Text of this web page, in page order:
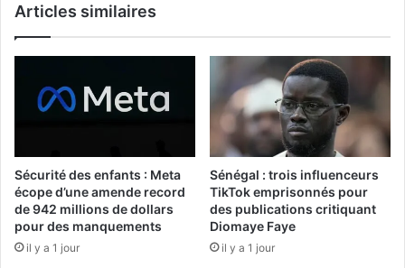
Articles similaires
Sécurité des enfants : Meta
écope d’une amende record
de 942 millions de dollars
pour des manquements
il y a 1 jour
Sénégal : trois influenceurs
TikTok emprisonnés pour
des publications critiquant
Diomaye Faye
il y a 1 jour